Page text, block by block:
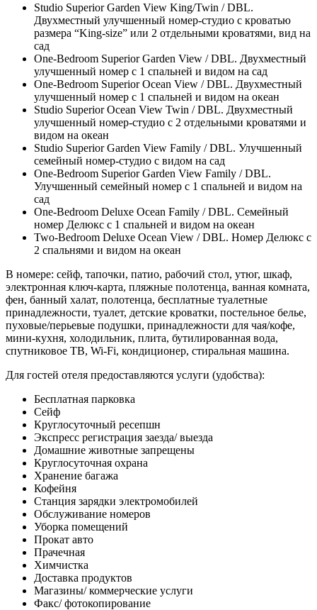
Studio Superior Garden View King/Twin / DBL.
Двухместный улучшенный номер-студио с кроватью
размера “King-size” или 2 отдельными кроватями, вид на
сад
One-Bedroom Superior Garden View / DBL. Двухместный
улучшенный номер с 1 спальней и видом на сад
One-Bedroom Superior Ocean View / DBL. Двухместный
улучшенный номер с 1 спальней и видом на океан
Studio Superior Ocean View Twin / DBL. Двухместный
улучшенный номер-студио с 2 отдельными кроватями и
видом на океан
Studio Superior Garden View Family / DBL. Улучшенный
семейный номер-студио с видом на сад
One-Bedroom Superior Garden View Family / DBL.
Улучшенный семейный номер с 1 спальней и видом на
сад
One-Bedroom Deluxe Ocean Family / DBL. Семейный
номер Делюкс с 1 спальней и видом на океан
Two-Bedroom Deluxe Ocean View / DBL. Номер Делюкс с
2 спальнями и видом на океан
В номере: сейф, тапочки, патио, рабочий стол, утюг, шкаф,
электронная ключ-карта, пляжные полотенца, ванная комната,
фен, банный халат, полотенца, бесплатные туалетные
принадлежности, туалет, детские кроватки, постельное белье,
пуховые/перьевые подушки, принадлежности для чая/кофе,
мини-кухня, холодильник, плита, бутилированная вода,
спутниковое ТВ, Wi-Fi, кондиционер, стиральная машина.
Для гостей отеля предоставляются услуги (удобства):
Бесплатная парковка
Сейф
Круглосуточный ресепшн
Экспресс регистрация заезда/ выезда
Домашние животные запрещены
Круглосуточная охрана
Хранение багажа
Кофейня
Станция зарядки электромобилей
Обслуживание номеров
Уборка помещений
Прокат авто
Прачечная
Химчистка
Доставка продуктов
Магазины/ коммерческие услуги
Факс/ фотокопирование